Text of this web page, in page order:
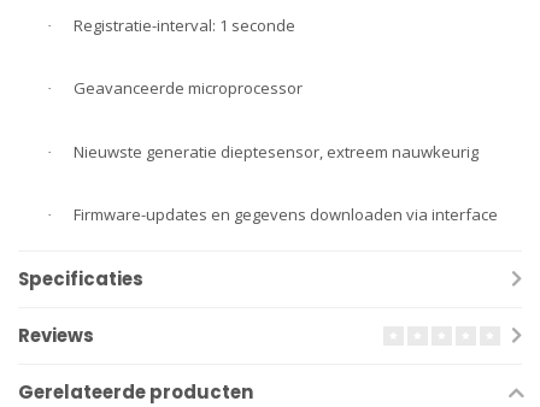
· Registratie-interval: 1 seconde
· Geavanceerde microprocessor
· Nieuwste generatie dieptesensor, extreem nauwkeurig
· Firmware-updates en gegevens downloaden via interface
Specificaties
Reviews
Gerelateerde producten